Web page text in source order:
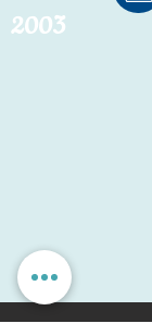
2003